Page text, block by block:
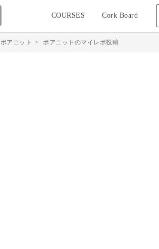
COURSES Cork Board
ボアニット > ボアニットのマイレポ投稿